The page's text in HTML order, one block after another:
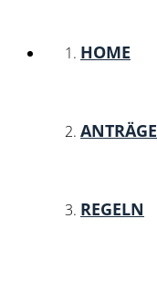
HOME
ANTRÄGE
REGELN